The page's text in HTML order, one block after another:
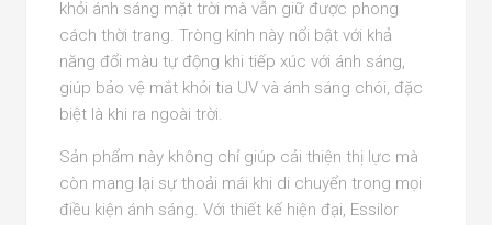
khỏi ánh sáng mặt trời mà vẫn giữ được phong
cách thời trang. Tròng kính này nổi bật với khả
năng đổi màu tự động khi tiếp xúc với ánh sáng,
giúp bảo vệ mắt khỏi tia UV và ánh sáng chói, đặc
biệt là khi ra ngoài trời.
Sản phẩm này không chỉ giúp cải thiện thị lực mà
còn mang lại sự thoải mái khi di chuyển trong mọi
điều kiện ánh sáng. Với thiết kế hiện đại, Essilor